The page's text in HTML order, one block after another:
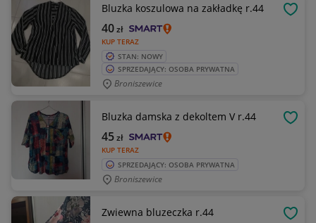
Bluzka koszulowa na zakładkę r.44
KUP TERAZ
40zł
STAN: NOWY
SPRZEDAJĄCY: OSOBA PRYWATNA
Broniszewice
Bluzka damska z dekoltem V r.44
KUP TERAZ
45zł
SPRZEDAJĄCY: OSOBA PRYWATNA
Broniszewice
Zwiewna bluzeczka r.44